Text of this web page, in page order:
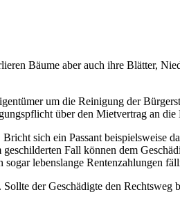
Bäume aber auch ihre Blätter,
um die Reinigung der
über den Mietvertrag an die
sich ein Passant beispielsweise
Fall können dem
lebenslange Rentenzahlungen
der Geschädigte den Rechtsweg